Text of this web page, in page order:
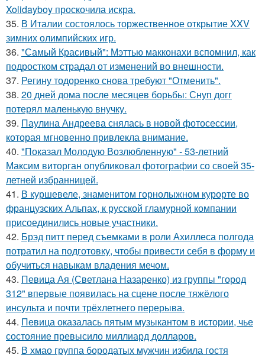
Xolidayboy проскочила искра.
35. В Италии состоялось торжественное открытие XXV
зимних олимпийских игр.
36. "Самый Красивый": Мэттью макконахи вспомнил, как
подростком страдал от изменений во внешности.
37. Регину тодоренко снова требуют "Отменить".
38. 20 дней дома после месяцев борьбы: Снуп догг
потерял маленькую внучку.
39. Паулина Андреева снялась в новой фотосессии,
которая мгновенно привлекла внимание.
40. "Показал Молодую Возлюбленную" - 53-летний
Максим виторган опубликовал фотографии со своей 35-
летней избранницей.
41. В куршевеле, знаменитом горнолыжном курорте во
французских Альпах, к русской гламурной компании
присоединились новые участники.
42. Брэд питт перед съемками в роли Ахиллеса полгода
потратил на подготовку, чтобы привести себя в форму и
обучиться навыкам владения мечом.
43. Певица Ая (Светлана Назаренко) из группы "город
312" впервые появилась на сцене после тяжёлого
инсульта и почти трёхлетнего перерыва.
44. Певица оказалась пятым музыкантом в истории, чье
состояние превысило миллиард долларов.
45. В хмао группа бородатых мужчин избила гостя